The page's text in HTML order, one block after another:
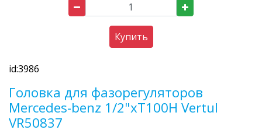
Купить
id:3986
Головка для фазорегуляторов
Mercedes-benz 1/2"хТ100Н Vertul
VR50837